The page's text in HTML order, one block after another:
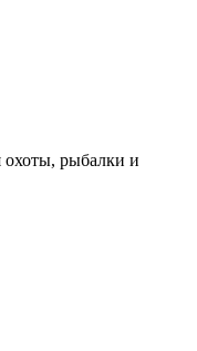
охоты, рыбалки и